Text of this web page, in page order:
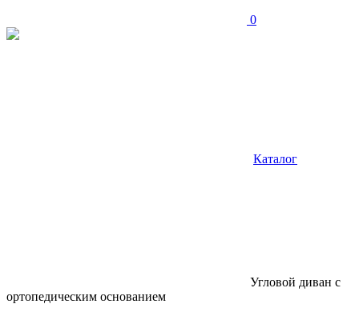
0
Каталог
Угловой диван с
ортопедическим основанием